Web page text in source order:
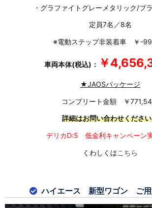
・グラファイトグレーメタリック/ブ
定員7名／8名
※電動ステップ非装着車 ￥-
車両本体(税込)： ￥
★JAOSパッケージ
コンプリート金額 ￥
詳細はお問い合わせくださ
デリカD:5 低金利キャンペーン
くわしくはこちら
ハイエース 新型ワゴン ご用